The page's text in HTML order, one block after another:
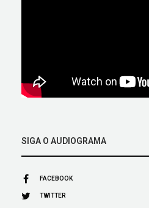
SIGA O AUDIOGRAMA
FACEBOOK
TWITTER